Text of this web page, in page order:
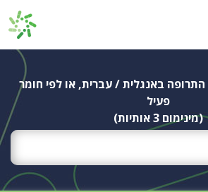
באנגלית / עברית, או לפי חומר
פעיל
(מינימום 3 אותיות)